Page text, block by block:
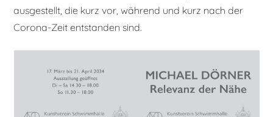
ausgestellt, die kurz vor, während und kurz nach der
Corona-Zeit entstanden sind.